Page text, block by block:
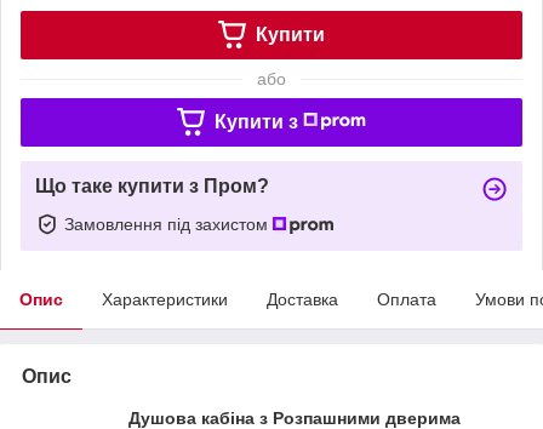
Купити
або
Купити з
Що таке купити з Пром?
Замовлення під захистом
Опис Характеристики Доставка Оплата Умови
Опис
Душова кабіна з Розпашними дверима